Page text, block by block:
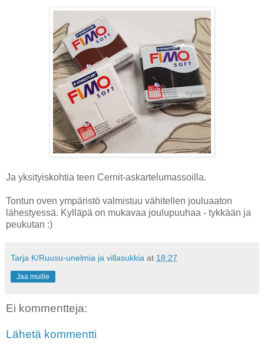
Ja yksityiskohtia teen Cernit-askartelumassoilla.
Tontun oven ympäristö valmistuu vähitellen jouluaaton
lähestyessä. Kylläpä on mukavaa joulupuuhaa - tykkään ja
peukutan :)
Tarja K/Ruusu-unelmia ja villasukkia at 18:27
Jaa muille
Ei kommentteja:
Lähetä kommentti